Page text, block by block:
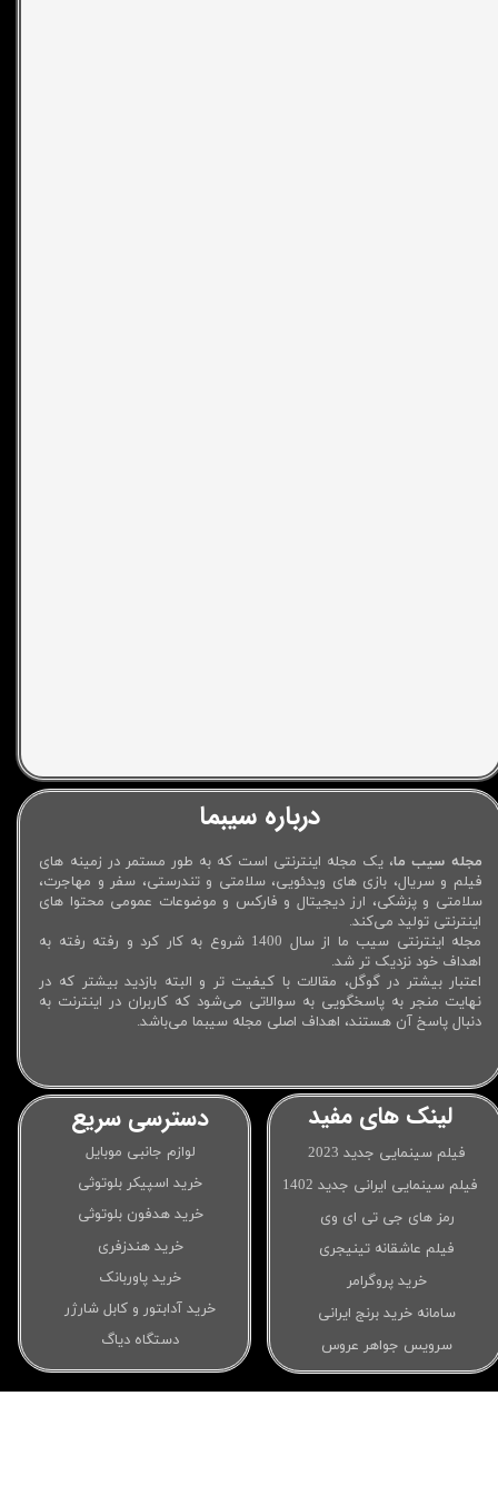
درباره سیبما
مجله سیب ما، یک مجله اینترنتی است که به طور مستمر در زمینه های
فیلم و سریال، بازی های ویدئویی، سلامتی و تندرستی، سفر و مهاجرت،
سلامتی و پزشکی، ارز دیجیتال و فارکس و موضوعات عمومی محتوا های
اینترنتی تولید می‌کند.
مجله اینترنتی سیب ما از سال 1400 شروع به کار کرد و رفته رفته به
اهداف خود نزدیک تر شد.
اعتبار بیشتر در گوگل، مقالات با کیفیت تر و البته بازدید بیشتر که در
نهایت منجر به پاسخگویی به سوالاتی می‌شود که کاربران در اینترنت به
دنبال پاسخ آن هستند، اهداف اصلی مجله سیبما می‌باشد.
دسترسی سریع
لوازم جانبی موبایل
خرید اسپیکر بلوتوثی
خرید هدفون بلوتوثی
خرید هندزفری
خرید پاوربانک
خرید آدابتور و کابل شارژر
دستگاه دیاگ
لینک های مفید
فیلم سینمایی جدید 2023
فیلم سینمایی ایرانی جدید 1402
رمز های جی تی ای وی
فیلم عاشقانه تینیجری
خرید پروگرامر
سامانه خرید برنج ایرانی
سرویس جواهر عروس